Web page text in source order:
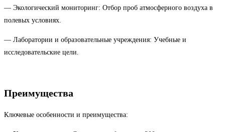
— Экологический мониторинг: Отбор проб атмосферного воздуха в
полевых условиях.
— Лаборатории и образовательные учреждения: Учебные и
исследовательские цели.
Преимущества
Ключевые особенности и преимущества: